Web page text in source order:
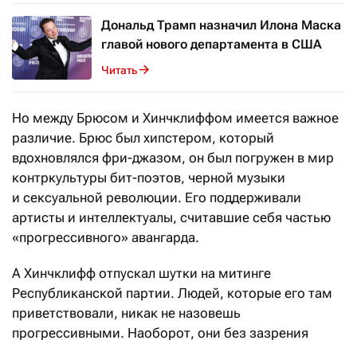
Дональд Трамп назначил Илона Маска
главой нового департамента в США
Читать
Но между Брюсом и Хинчклиффом имеется важное
различие. Брюс был хипстером, который
вдохновлялся фри-джазом, он был погружен в мир
контркультуры бит-поэтов, черной музыки
и сексуальной революции. Его поддерживали
артисты и интеллектуалы, считавшие себя частью
«прогрессивного» авангарда.
А Хинчклифф отпускал шутки на митинге
Республиканской партии. Людей, которые его там
приветствовали, никак не назовешь
прогрессивными. Наоборот, они без зазрения